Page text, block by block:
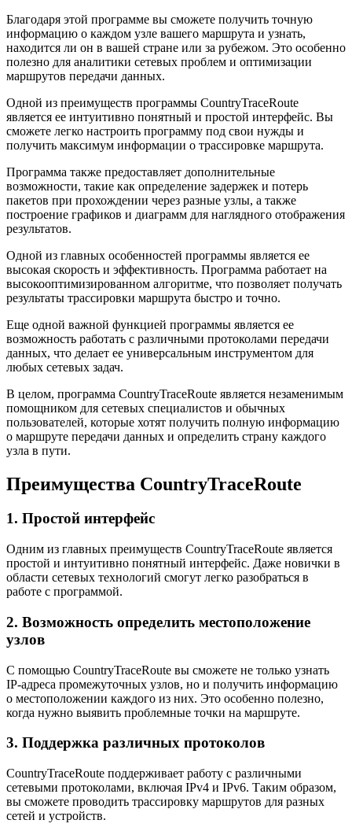
Благодаря этой программе вы сможете получить точную
информацию о каждом узле вашего маршрута и узнать,
находится ли он в вашей стране или за рубежом. Это особенно
полезно для аналитики сетевых проблем и оптимизации
маршрутов передачи данных.
Одной из преимуществ программы CountryTraceRoute
является ее интуитивно понятный и простой интерфейс. Вы
сможете легко настроить программу под свои нужды и
получить максимум информации о трассировке маршрута.
Программа также предоставляет дополнительные
возможности, такие как определение задержек и потерь
пакетов при прохождении через разные узлы, а также
построение графиков и диаграмм для наглядного отображения
результатов.
Одной из главных особенностей программы является ее
высокая скорость и эффективность. Программа работает на
высокооптимизированном алгоритме, что позволяет получать
результаты трассировки маршрута быстро и точно.
Еще одной важной функцией программы является ее
возможность работать с различными протоколами передачи
данных, что делает ее универсальным инструментом для
любых сетевых задач.
В целом, программа CountryTraceRoute является незаменимым
помощником для сетевых специалистов и обычных
пользователей, которые хотят получить полную информацию
о маршруте передачи данных и определить страну каждого
узла в пути.
Преимущества CountryTraceRoute
1. Простой интерфейс
Одним из главных преимуществ CountryTraceRoute является
простой и интуитивно понятный интерфейс. Даже новички в
области сетевых технологий смогут легко разобраться в
работе с программой.
2. Возможность определить местоположение
узлов
С помощью CountryTraceRoute вы сможете не только узнать
IP-адреса промежуточных узлов, но и получить информацию
о местоположении каждого из них. Это особенно полезно,
когда нужно выявить проблемные точки на маршруте.
3. Поддержка различных протоколов
CountryTraceRoute поддерживает работу с различными
сетевыми протоколами, включая IPv4 и IPv6. Таким образом,
вы сможете проводить трассировку маршрутов для разных
сетей и устройств.